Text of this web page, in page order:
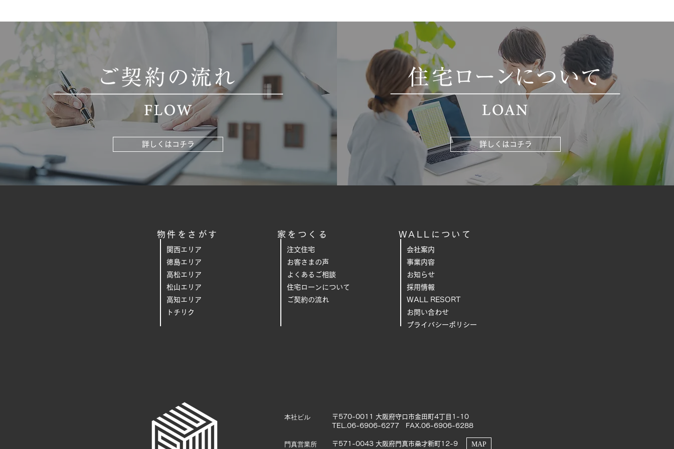
詳しくはコチラ 詳しくはコチラ
物件をさがす
関西エリア
徳島エリア
高松エリア
松山エリア
高知エリア
トチリク
家をつくる
注文住宅
お客さまの声
よくあるご相談
住宅ローンについて
ご契約の流れ
WALLについて
会社案内
事業内容
お知らせ
採用情報
WALL RESORT
お問い合わせ
プライバシーポリシー
本社ビル
門真営業所
〒570-0011 大阪府守口市金田町4丁目1-10
TEL.06-6906-6277 FAX.06-6906-6288
〒571-0043 大阪府門真市桑才新町12-9 MAP